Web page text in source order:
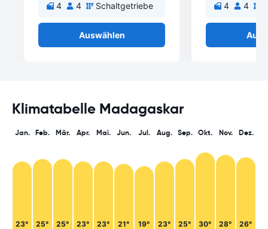
4 4 Schaltgetriebe
Auswählen
4 4
Klimatabelle Madagaskar
Jan.
23°
Feb.
25°
Mär.
25°
Apr.
23°
Mai.
23°
Jun.
21°
Jul.
19°
Aug.
23°
Sep.
25°
Okt.
30°
Nov.
28°
Dez.
26°